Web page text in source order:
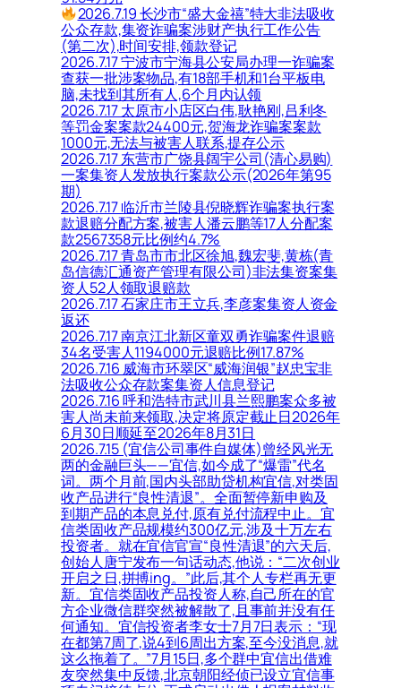
2026.7.19 长沙市“盛大金禧”特大非法吸收
公众存款,集资诈骗案涉财产执行工作公告
(第二次),时间安排,领款登记
2026.7.17 宁波市宁海县公安局办理一诈骗案
查获一批涉案物品,有18部手机和1台平板电
脑,未找到其所有人,6个月内认领
2026.7.17 太原市小店区白伟,耿艳刚,吕利冬
等罚金案案款24400元,贺海龙诈骗案案款
1000元,无法与被害人联系,提存公示
2026.7.17 东营市广饶县阔宇公司(清心易购)
一案集资人发放执行案款公示(2026年第95
期)
2026.7.17 临沂市兰陵县倪晓辉诈骗案执行案
款退赔分配方案,被害人潘云鹏等17人分配案
款2567358元比例约4.7%
2026.7.17 青岛市市北区徐旭,魏宏斐,黄栋(青
岛信德汇通资产管理有限公司)非法集资案集
资人52人领取退赔款
2026.7.17 石家庄市王立兵,李彦案集资人资金
返还
2026.7.17 南京江北新区童双勇诈骗案件退赔
34名受害人1194000元退赔比例17.87%
2026.7.16 威海市环翠区“威海润银”赵忠宝非
法吸收公众存款案集资人信息登记
2026.7.16 呼和浩特市武川县兰熙鹏案众多被
害人尚未前来领取,决定将原定截止日2026年
6月30日顺延至2026年8月31日
2026.7.15 (宜信公司事件自媒体)曾经风光无
两的金融巨头——宜信,如今成了“爆雷”代名
词。两个月前,国内头部助贷机构宜信,对类固
收产品进行“良性清退”。全面暂停新申购及
到期产品的本息兑付,原有兑付流程中止。宜
信类固收产品规模约300亿元,涉及十万左右
投资者。就在宜信官宣“良性清退”的六天后,
创始人唐宁发布一句话动态,他说：“二次创业
开启之日,拼搏ing。”此后,其个人专栏再无更
新。宜信类固收产品投资人称,自己所在的官
方企业微信群突然被解散了,且事前并没有任
何通知。宜信投资者李女士7月7日表示：“现
在都第7周了,说4到6周出方案,至今没消息,就
这么拖着了。”7月15日,多个群中宜信出借难
友突然集中反馈,北京朝阳经侦已设立宜信事